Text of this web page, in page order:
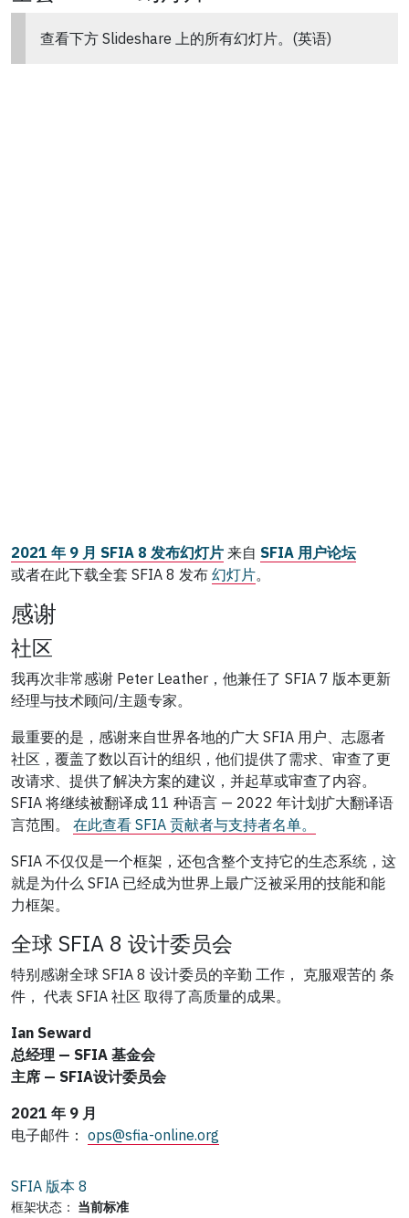
查看下方 Slideshare 上的所有幻灯片。(英语)
2021 年 9 月 SFIA 8 发布幻灯片 来自 SFIA 用户论坛
或者在此下载全套 SFIA 8 发布 幻灯片。
感谢
社区
我再次非常感谢 Peter Leather，他兼任了 SFIA 7 版本更新
经理与技术顾问/主题专家。
最重要的是，感谢来自世界各地的广大 SFIA 用户、志愿者
社区，覆盖了数以百计的组织，他们提供了需求、审查了更
改请求、提供了解决方案的建议，并起草或审查了内容。
SFIA 将继续被翻译成 11 种语言 — 2022 年计划扩大翻译语
言范围。 在此查看 SFIA 贡献者与支持者名单。
SFIA 不仅仅是一个框架，还包含整个支持它的生态系统，这
就是为什么 SFIA 已经成为世界上最广泛被采用的技能和能
力框架。
全球 SFIA 8 设计委员会
特别感谢全球 SFIA 8 设计委员的辛勤 工作， 克服艰苦的 条
件 ， 代表 SFIA 社区 取得了高质量的成果。
Ian Seward
总经理 — SFIA 基金会
主席 — SFIA设计委员会
2021 年 9 月
电子邮件： ops@sfia-online.org
SFIA 版本 8
框架状态： 当前标准